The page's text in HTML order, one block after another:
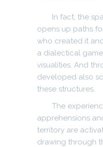
In fact, the
opens up paths
who created it
a dialectical
visualities. And
developed also
these structures.
The
apprehensions
territory are
drawing through